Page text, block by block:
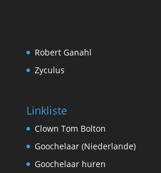
Robert Ganahl
Zyculus
Linkliste
Clown Tom Bolton
Goochelaar (Niederlande)
Goochelaar huren